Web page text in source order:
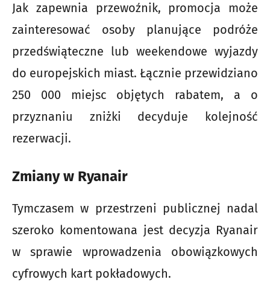
Jak zapewnia przewoźnik, promocja może
zainteresować osoby planujące podróże
przedświąteczne lub weekendowe wyjazdy
do europejskich miast. Łącznie przewidziano
250 000 miejsc objętych rabatem, a o
przyznaniu zniżki decyduje kolejność
rezerwacji.
Zmiany w Ryanair
Tymczasem w przestrzeni publicznej nadal
szeroko komentowana jest decyzja Ryanair
w sprawie wprowadzenia obowiązkowych
cyfrowych kart pokładowych.